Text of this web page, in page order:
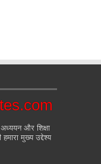
अध्ययन और शिक्षा
मुख्य उद्देश्य